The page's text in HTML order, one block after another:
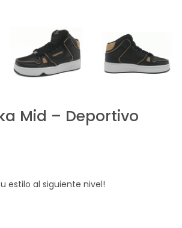
Mid – Deportivo
estilo al siguiente nivel!